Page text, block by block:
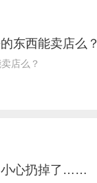
东西能卖店么？
店么？
小心扔掉了……